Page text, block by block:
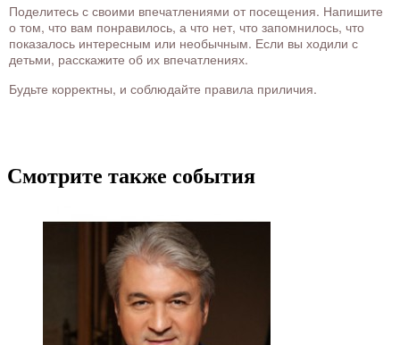
Поделитесь с своими впечатлениями от посещения. Напишите
о том, что вам понравилось, а что нет, что запомнилось, что
показалось интересным или необычным. Если вы ходили с
детьми, расскажите об их впечатлениях.
Будьте корректны, и соблюдайте правила приличия.
Смотрите также события